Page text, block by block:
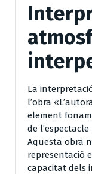
La
l’obra
element
de
Aquesta obra
representació
capacitat dels